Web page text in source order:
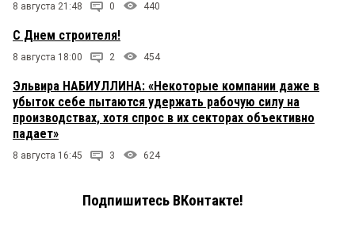
8 августа 21:48 0 440
С Днем строителя!
8 августа 18:00 2 454
Эльвира НАБИУЛЛИНА: «Некоторые компании даже в
убыток себе пытаются удержать рабочую силу на
производствах, хотя спрос в их секторах объективно
падает»
8 августа 16:45 3 624
Подпишитесь ВКонтакте!